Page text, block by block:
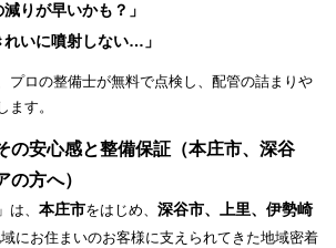
りが早いかも？」
れいに噴射しない…」
プロの整備士が無料で点検し、配管の詰まりや
す。
の安心感と整備保証（本庄市、深谷
方へ）
は、 本庄市をはじめ、 深谷市、上里、伊勢崎
にお住まいのお客様に支えられてきた地域密着